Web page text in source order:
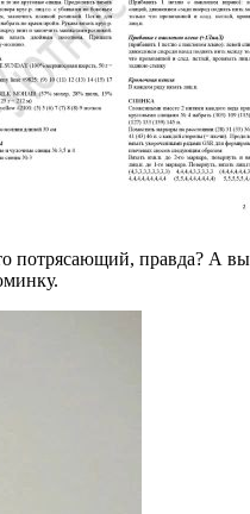
потрясающий, правда? А